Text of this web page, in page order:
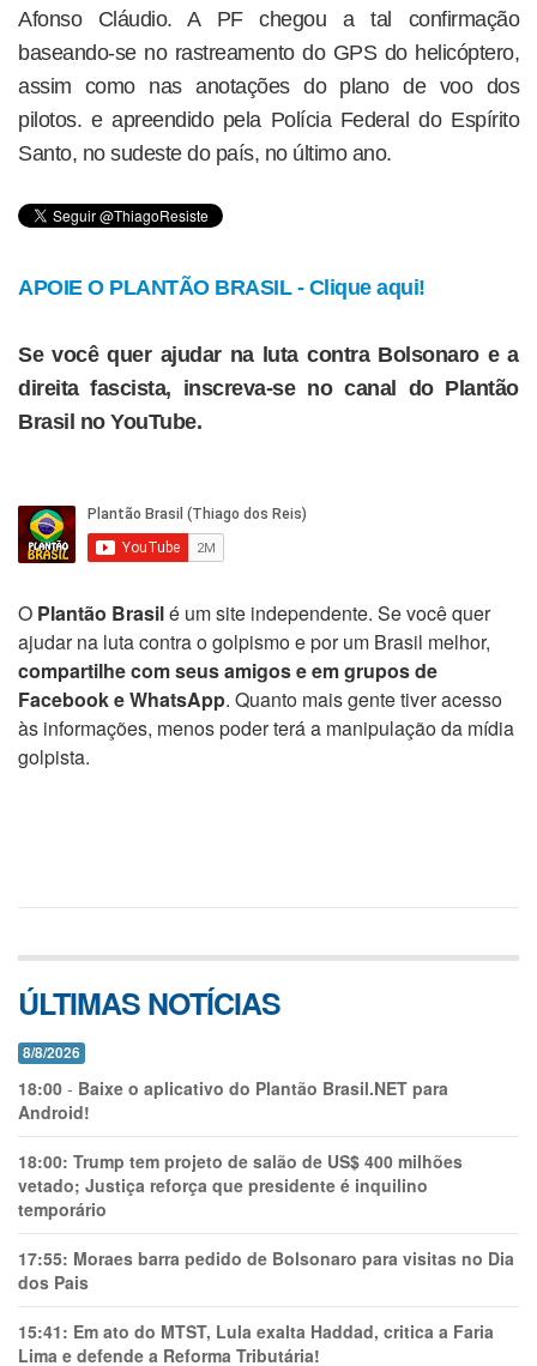
Afonso Cláudio. A PF chegou a tal confirmação
baseando-se no rastreamento do GPS do helicóptero,
assim como nas anotações do plano de voo dos
pilotos. e apreendido pela Polícia Federal do Espírito
Santo, no sudeste do país, no último ano.
APOIE O PLANTÃO BRASIL - Clique aqui!
Se você quer ajudar na luta contra Bolsonaro e a
direita fascista, inscreva-se no canal do Plantão
Brasil no YouTube.
O Plantão Brasilé um site independente. Se você quer
ajudar na luta contra o golpismo e por um Brasil melhor,
compartilhe com seus amigos e em grupos de
Facebook e WhatsApp. Quanto mais gente tiver acesso
às informações, menos poder terá a manipulação da mídia
golpista.
ÚLTIMAS NOTÍCIAS
8/8/2026
18:00 - Baixe o aplicativo do Plantão Brasil.NET para
Android!
18:00: Trump tem projeto de salão de US$ 400 milhões
vetado; Justiça reforça que presidente é inquilino
temporário
17:55: Moraes barra pedido de Bolsonaro para visitas no Dia
dos Pais
15:41: Em ato do MTST, Lula exalta Haddad, critica a Faria
Lima e defende a Reforma Tributária!